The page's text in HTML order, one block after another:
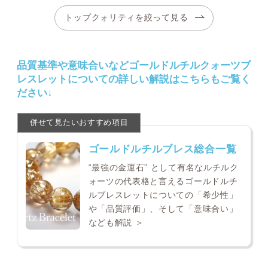
トップクォリティを絞って見る
品質基準や意味合いなどゴールドルチルクォーツブ
レスレットについての詳しい解説はこちらもご覧く
ださい↓
ゴールドルチルブレス総合一覧
“最強の金運石” として有名なルチルク
ォーツの代表格と言えるゴールドルチ
ルブレスレットについての「希少性」
や「品質評価」、そして「意味合い」
なども解説 ＞